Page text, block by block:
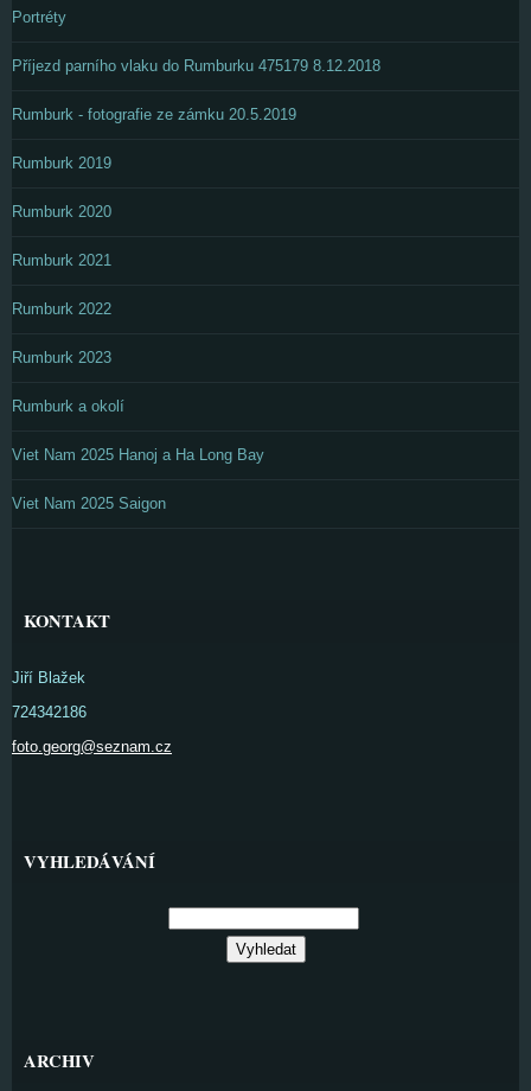
Portréty
Příjezd parního vlaku do Rumburku 475179 8.12.2018
Rumburk - fotografie ze zámku 20.5.2019
Rumburk 2019
Rumburk 2020
Rumburk 2021
Rumburk 2022
Rumburk 2023
Rumburk a okolí
Viet Nam 2025 Hanoj a Ha Long Bay
Viet Nam 2025 Saigon
KONTAKT
Jiří Blažek
724342186
foto.georg@seznam.cz
VYHLEDÁVÁNÍ
ARCHIV